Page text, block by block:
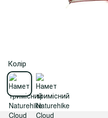
Колір